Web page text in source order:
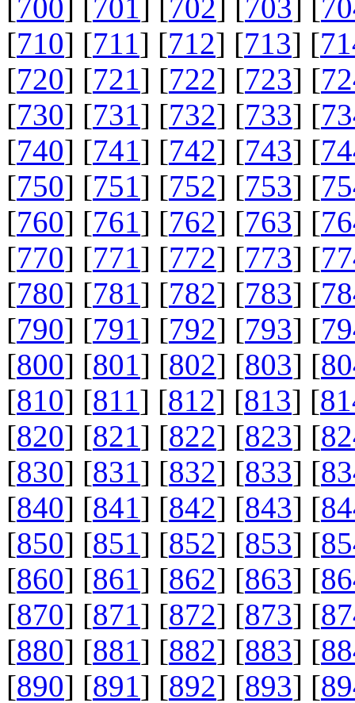
[700] [701] [702] [703] [
[710] [711] [712] [713] [
[720] [721] [722] [723] [
[730] [731] [732] [733] [
[740] [741] [742] [743] [
[750] [751] [752] [753] [
[760] [761] [762] [763] [
[770] [771] [772] [773] [
[780] [781] [782] [783] [
[790] [791] [792] [793] [
[800] [801] [802] [803] [
[810] [811] [812] [813] [
[820] [821] [822] [823] [
[830] [831] [832] [833] [
[840] [841] [842] [843] [
[850] [851] [852] [853] [
[860] [861] [862] [863] [
[870] [871] [872] [873] [
[880] [881] [882] [883] [
[890] [891] [892] [893] [